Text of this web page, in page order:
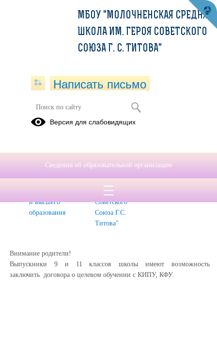
Профориентация
программам
среднего
и высшего
образования
школа им.
Героя
Советского
Союза Г.С.
Титова"
Внимание родители!
Выпускники 9 и 11 классов школы имеют возможность
заключить договора о целевом обучении с КИПУ, КФУ.
МБОУ "МОЛОЧНЕНСКАЯ СРЕДНЯЯ
ШКОЛА ИМ. ГЕРОЯ СОВЕТСКОГО
СОЮЗА Г. С. ТИТОВА"
Написать письмо
Версия для слабовидящих
Сведения об образовательной организации